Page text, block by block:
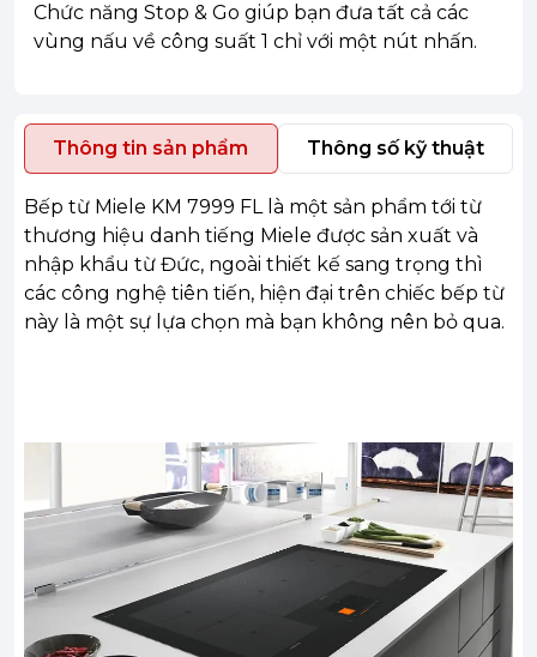
Chức năng Stop & Go giúp bạn đưa tất cả các
vùng nấu về công suất 1 chỉ với một nút nhấn.
Thông tin sản phẩm Thông số kỹ thuật
Bếp từ Miele KM 7999 FL là một sản phẩm tới từ
thương hiệu danh tiếng Miele được sản xuất và
nhập khẩu từ Đức, ngoài thiết kế sang trọng thì
các công nghệ tiên tiến, hiện đại trên chiếc bếp từ
này là một sự lựa chọn mà bạn không nên bỏ qua.